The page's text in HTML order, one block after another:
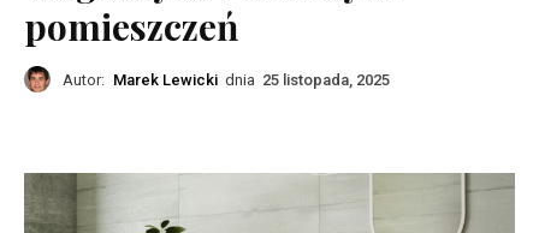
pomieszczeń
Autor: Marek Lewicki dnia 25 listopada, 2025